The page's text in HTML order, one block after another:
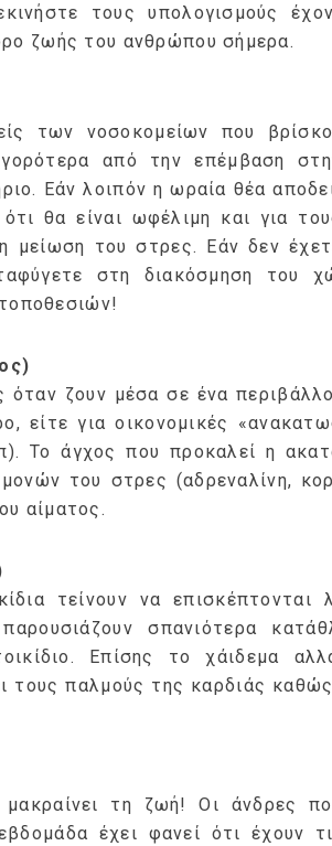
τους υπολογισμούς
ζωής του ανθρώπου σήμερα.
των νοσοκομείων που
από την επέμβαση
Εάν λοιπόν η ωραία θέα
θα είναι ωφέλιμη και για
μείωση του στρες. Εάν δεν
στη διακόσμηση του
ζουν μέσα σε ένα
είτε για οικονομικές
Το άγχος που προκαλεί η
του στρες (αδρεναλίνη,
αίματος.
τείνουν να επισκέπτονται
σπανιότερα
Επίσης το χάιδεμα
τους παλμούς της καρδιάς
τη ζωή! Οι άνδρες
έχει φανεί ότι έχουν